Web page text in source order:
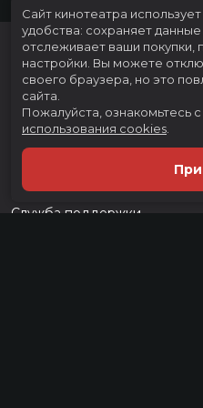
Расписание
Скоро в кино
Новости и акции
Служба поддержки
Сайт кинотеатра
удобства: сохраняет данные
отслеживает ваши
настройки. Вы можете
своего браузера, но это
сайта.
Пожалуйста, ознакомьтесь
использования cookies